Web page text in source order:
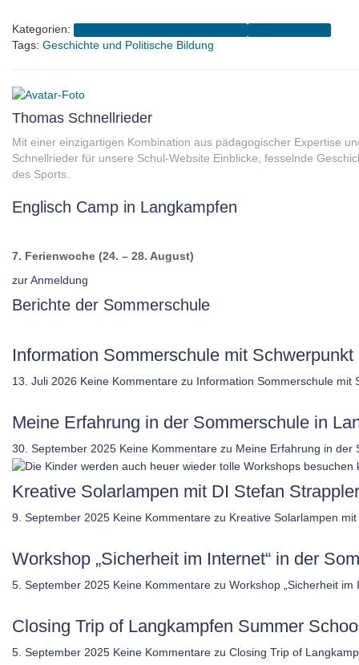
Kategorien:
Tags: Geschichte und Politische Bildung
Thomas Schnellrieder
Mit einer einzigartigen Kombination aus pädagogischer Expertise
Schnellrieder für unsere Schul-Website Einblicke, fesselnde
des Sports.
Englisch Camp in Langkampfen
7. Ferienwoche (24. – 28. August)
zur Anmeldung
Berichte der Sommerschule
Information Sommerschule mit
13. Juli 2026 Keine Kommentare zu Information Sommerschule
Meine Erfahrung in der Sommerschule in
30. September 2025 Keine Kommentare zu Meine Erfahrung in der
Kreative Solarlampen mit DI Stefan
9. September 2025 Keine Kommentare zu Kreative Solarlampen
Workshop „Sicherheit im Internet“ in der
5. September 2025 Keine Kommentare zu Workshop „Sicherheit
Closing Trip of Langkampfen Summer
5. September 2025 Keine Kommentare zu Closing Trip of